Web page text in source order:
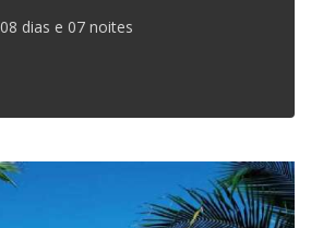
08 dias e 07 noites